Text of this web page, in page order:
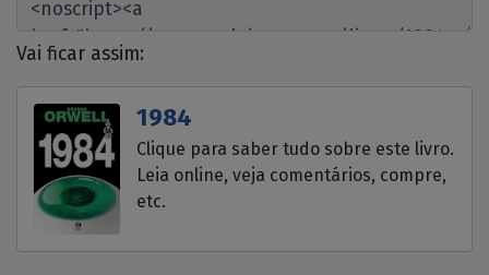
Vai ficar assim:
1984
Clique para saber tudo sobre este livro.
Leia online, veja comentários, compre,
etc.